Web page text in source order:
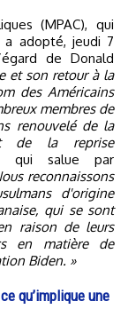
(MPAC), qui
a adopté, jeudi 7
de Donald
et son retour à la
des Américains
membres de
renouvelé de la
de la reprise
qui salue par
reconnaissons
d'origine
qui se sont
raison de leurs
en matière de
Biden. »
qu’implique une